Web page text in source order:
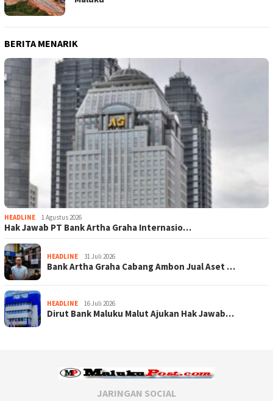
BERITA MENARIK
HEADLINE 1 Agustus 2026
Hak Jawab PT Bank Artha Graha Internasio…
HEADLINE 31 Juli 2026
Bank Artha Graha Cabang Ambon Jual Aset …
HEADLINE 16 Juli 2026
Dirut Bank Maluku Malut Ajukan Hak Jawab…
JARINGAN SOCIAL